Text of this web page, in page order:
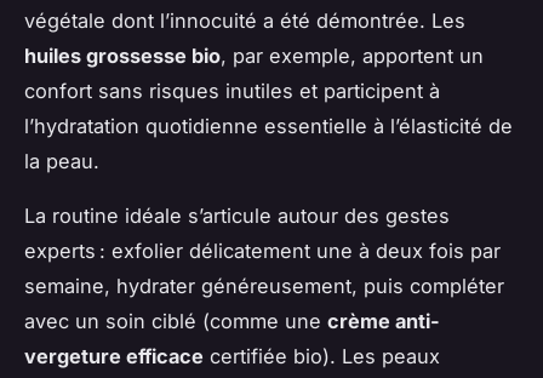
végétale dont l’innocuité a été démontrée. Les
huiles grossesse bio, par exemple, apportent un
confort sans risques inutiles et participent à
l’hydratation quotidienne essentielle à l’élasticité de
la peau.
La routine idéale s’articule autour des gestes
experts : exfolier délicatement une à deux fois par
semaine, hydrater généreusement, puis compléter
avec un soin ciblé (comme une crème anti-
vergeture efficace certifiée bio). Les peaux